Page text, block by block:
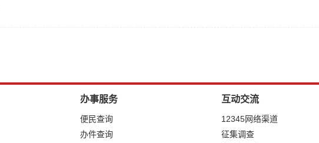
办事服务
便民查询
办件查询
互动交流
12345网络渠道
征集调查